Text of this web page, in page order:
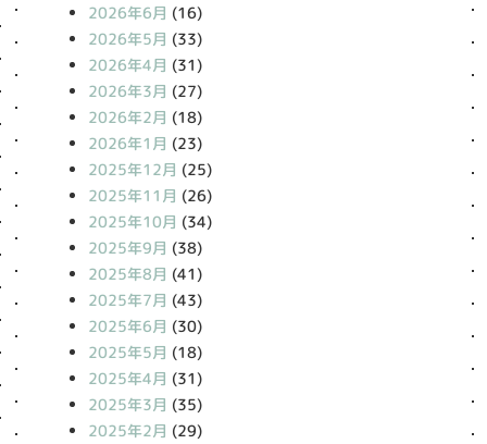
2026年6月 (16)
2026年5月 (33)
2026年4月 (31)
2026年3月 (27)
2026年2月 (18)
2026年1月 (23)
2025年12月 (25)
2025年11月 (26)
2025年10月 (34)
2025年9月 (38)
2025年8月 (41)
2025年7月 (43)
2025年6月 (30)
2025年5月 (18)
2025年4月 (31)
2025年3月 (35)
2025年2月 (29)